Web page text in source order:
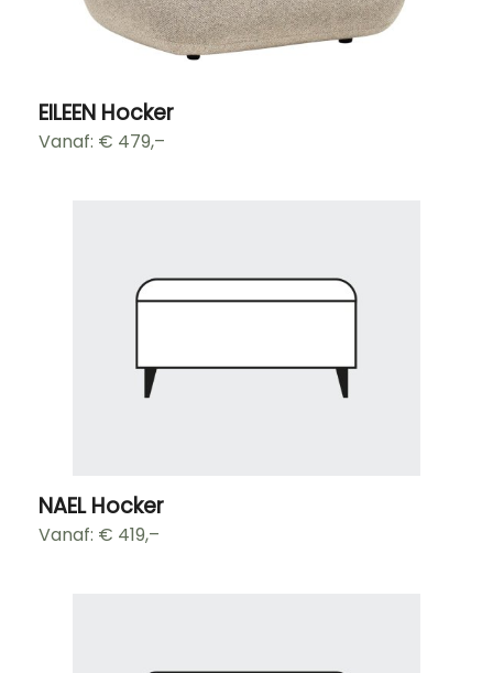
EILEEN Hocker
Vanaf: € 479,–
NAEL Hocker
Vanaf: € 419,–